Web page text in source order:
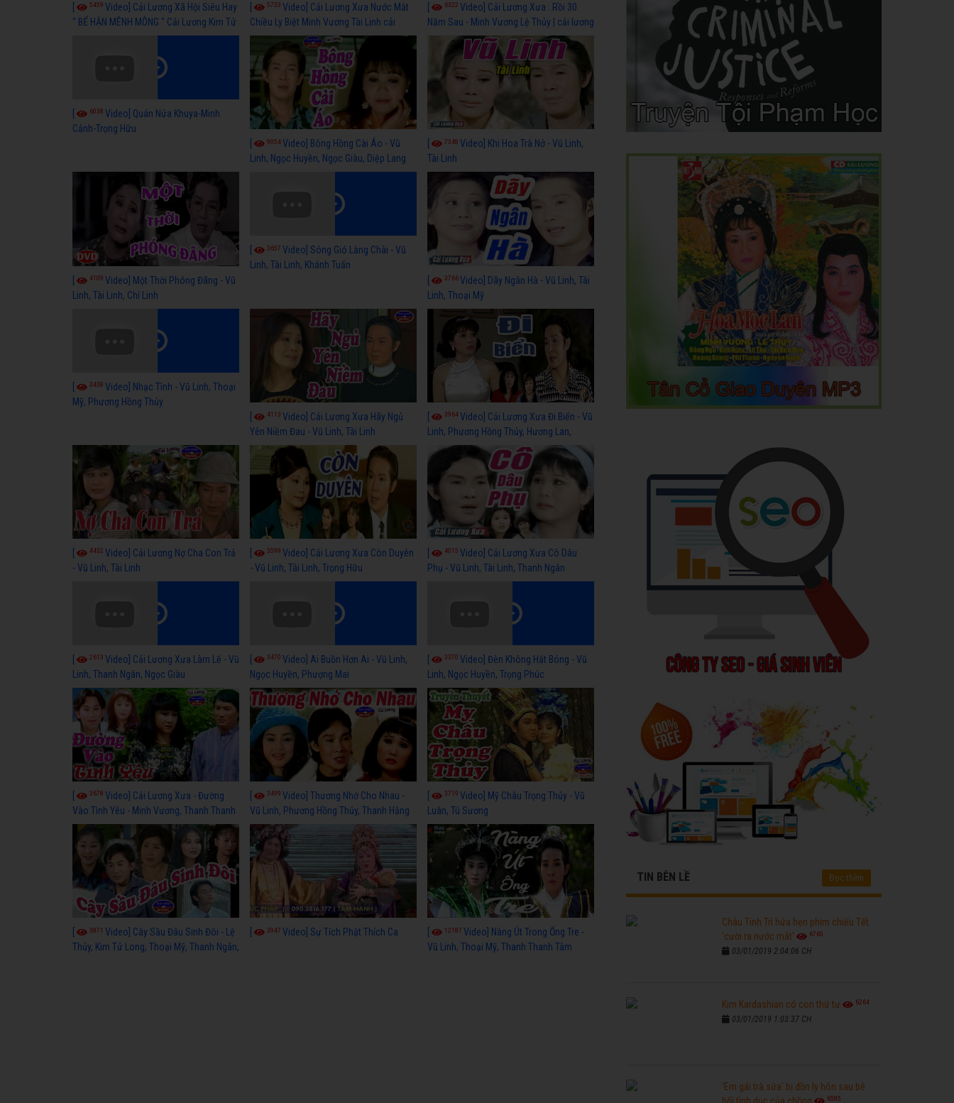
5459 Video] Cải Lương Xã Hội Siêu Hay
" BỂ HẬN MÊNH MÔNG " Cải Lương Kim Tử
Long, Thanh Ngân Hay Nhất
5733 Video] Cải Lương Xưa Nước Mắt
Chiều Ly Biệt Minh Vương Tài Linh cải
lương xã hội hay nhất
6322 Video] Cải Lương Xưa : Rồi 30
Năm Sau - Minh Vương Lệ Thủy | cải lương
xã hội hay nhất
6038 Video] Quán Nửa Khuya-Minh
Cảnh-Trọng Hữu
9054Video] Bông Hồng Cài Áo - Vũ
Linh, Ngọc Huyền, Ngọc Giàu, Diệp Lang
7348 Video] Khi Hoa Trà Nở - Vũ Linh,
Tài Linh
4109 Video] Một Thời Phóng Đãng - Vũ
Linh, Tài Linh, Chí Linh
3657 Video] Sóng Gió Làng Chài - Vũ
Linh, Tài Linh, Khánh Tuấn
3766Video] Dãy Ngân Hà - Vũ Linh, Tài
Linh, Thoại Mỹ
3438 Video] Nhạc Tình - Vũ Linh, Thoại
Mỹ, Phương Hồng Thủy
4113 Video] Cải Lương Xưa Hãy Ngủ
Yên Niềm Đau - Vũ Linh, Tài Linh
3964Video] Cải Lương Xưa Đi Biển - Vũ
Linh, Phương Hồng Thủy, Hương Lan,
Thanh Hằng
4432 Video] Cải Lương Nợ Cha Con Trả
- Vũ Linh, Tài Linh
3599 Video] Cải Lương Xưa Còn Duyên
- Vũ Linh, Tài Linh, Trọng Hữu
4015 Video] Cải Lương Xưa Cô Dâu
Phụ - Vũ Linh, Tài Linh, Thanh Ngân
2613 Video] Cải Lương Xưa Làm Lẽ - Vũ
Linh, Thanh Ngân, Ngọc Giàu
3470 Video] Ai Buồn Hơn Ai - Vũ Linh,
Ngọc Huyền, Phượng Mai
3370 Video] Đèn Không Hắt Bóng - Vũ
Linh, Ngọc Huyền, Trọng Phúc
3678 Video] Cải Lương Xưa - Đường
Vào Tình Yêu - Minh Vương, Thanh Thanh
Tâm, Kim Tử Long, Thoại Mỹ, Thanh Ngân
3499 Video] Thương Nhớ Cho Nhau -
Vũ Linh, Phương Hồng Thủy, Thanh Hằng
3719 Video] Mỹ Châu Trọng Thủy - Vũ
Luân, Tú Sương
3871 Video] Cây Sầu Đâu Sinh Đôi - Lệ
Thủy, Kim Tử Long, Thoại Mỹ, Thanh Ngân,
3947 Video] Sự Tích Phật Thích Ca 12187 Video] Nàng Út Trong Ống Tre -
Vũ Linh, Thoại Mỹ, Thanh Thanh Tâm
TIN BÊN LỀ Đọc thêm
Châu Tinh Trì hứa hẹn phim chiếu Tết
'cười ra nước mắt'
6765
03/01/2019 2:04:06 CH
Kim Kardashian có con thứ tư 6264
03/01/2019 1:03:37 CH
'Em gái trà sữa' bị đồn ly hôn sau bê
6585